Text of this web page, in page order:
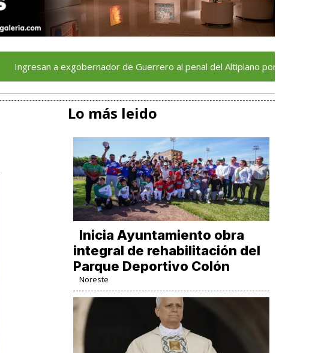
a exgobernador de Guerrero al penal del Altiplano por el caso Ayotzinapa
Lo más leido
Inicia Ayuntamiento obra
integral de rehabilitación del
Parque Deportivo Colón
Noreste